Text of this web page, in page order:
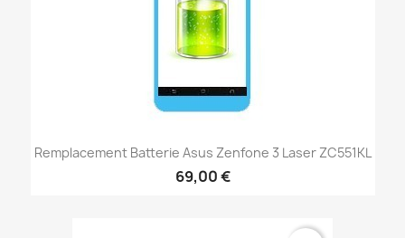
Remplacement Batterie Asus Zenfone 3 Laser ZC551KL
69,00 €